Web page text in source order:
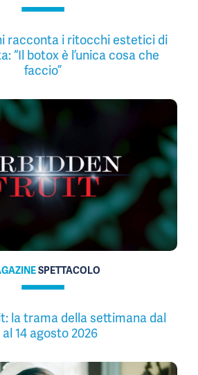
racconta i ritocchi estetici di
“Il botox è l’unica cosa che
faccio”
SPETTACOLO
la trama della settimana dal
al 14 agosto 2026